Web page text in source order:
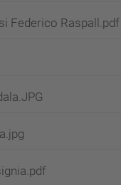
Federico Raspall.pdf